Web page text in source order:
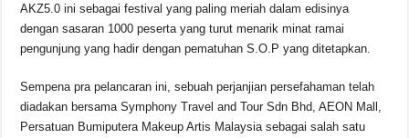
AKZ5.0 ini sebagai festival yang paling meriah dalam edisinya
dengan sasaran 1000 peserta yang turut menarik minat ramai
pengunjung yang hadir dengan pematuhan S.O.P yang ditetapkan.
Sempena pra pelancaran ini, sebuah perjanjian persefahaman telah
diadakan bersama Symphony Travel and Tour Sdn Bhd, AEON Mall,
Persatuan Bumiputera Makeup Artis Malaysia sebagai salah satu